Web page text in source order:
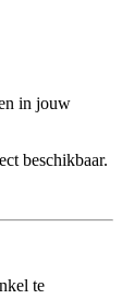
in jouw
beschikbaar.
te